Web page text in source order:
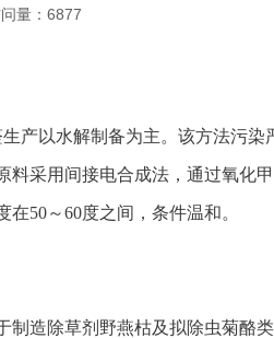
量： 6877
产以水解制备为主。该方法污染
料采用间接电合成法，通过氧化
在50～60度之间，条件温和。
造除草剂野燕枯及拟除虫菊酪类